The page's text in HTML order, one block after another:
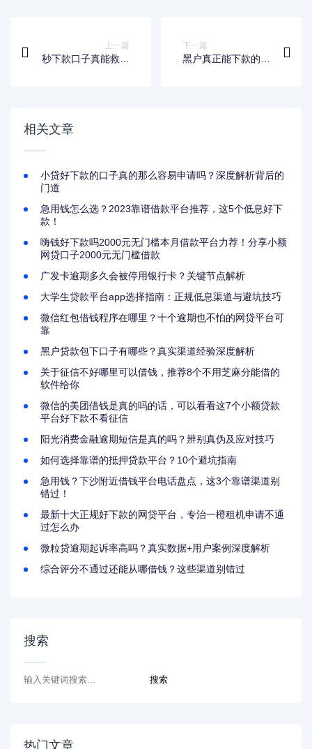
上一篇
秒下款口子真能救黑
下一篇
黑户真正能下款的口
相关文章
小贷好下款的口子真的那么容易申请吗？深度解析背后的
门道
急用钱怎么选？2023靠谱借款平台推荐，这5个低息好下
款！
嗨钱好下款吗2000元无门槛本月借款平台力荐！分享小额
网贷口子2000元无门槛借款
广发卡逾期多久会被停用银行卡？关键节点解析
大学生贷款平台app选择指南：正规低息渠道与避坑技巧
微信红包借钱程序在哪里？十个逾期也不怕的网贷平台可
靠
黑户贷款包下口子有哪些？真实渠道经验深度解析
关于征信不好哪里可以借钱，推荐8个不用芝麻分能借的
软件给你
微信的美团借钱是真的吗的话，可以看看这7个小额贷款
平台好下款不看征信
阳光消费金融逾期短信是真的吗？辨别真伪及应对技巧
如何选择靠谱的抵押贷款平台？10个避坑指南
急用钱？下沙附近借钱平台电话盘点，这3个靠谱渠道别
错过！
最新十大正规好下款的网贷平台，专治一橙租机申请不通
过怎么办
微粒贷逾期起诉率高吗？真实数据+用户案例深度解析
综合评分不通过还能从哪借钱？这些渠道别错过
搜索
热门文章